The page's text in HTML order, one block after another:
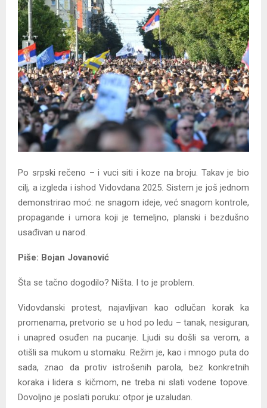
Y
M
E
N
U
Po srpski rečeno – i vuci siti i koze na broju. Takav je bio
cilj, a izgleda i ishod Vidovdana 2025. Sistem je još jednom
demonstrirao moć: ne snagom ideje, već snagom kontrole,
propagande i umora koji je temeljno, planski i bezdušno
usađivan u narod.
Piše: Bojan Jovanović
Šta se tačno dogodilo? Ništa. I to je problem.
Vidovdanski protest, najavljivan kao odlučan korak ka
promenama, pretvorio se u hod po ledu – tanak, nesiguran,
i unapred osuđen na pucanje. Ljudi su došli sa verom, a
otišli sa mukom u stomaku. Režim je, kao i mnogo puta do
sada, znao da protiv istrošenih parola, bez konkretnih
koraka i lidera s kičmom, ne treba ni slati vodene topove.
Dovoljno je poslati poruku: otpor je uzaludan.